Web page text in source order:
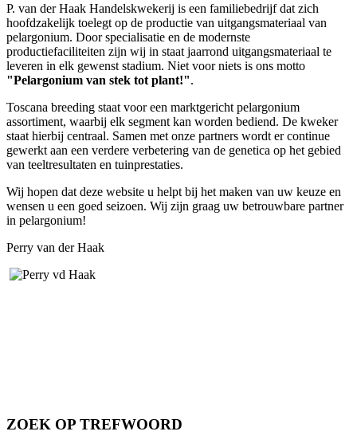
P. van der Haak Handelskwekerij is een familiebedrijf dat zich
hoofdzakelijk toelegt op de productie van uitgangsmateriaal van
pelargonium. Door specialisatie en de modernste
productiefaciliteiten zijn wij in staat jaarrond uitgangsmateriaal te
leveren in elk gewenst stadium. Niet voor niets is ons motto
"Pelargonium van stek tot plant!".
Toscana breeding staat voor een marktgericht pelargonium
assortiment, waarbij elk segment kan worden bediend. De kweker
staat hierbij centraal. Samen met onze partners wordt er continue
gewerkt aan een verdere verbetering van de genetica op het gebied
van teeltresultaten en tuinprestaties.
Wij hopen dat deze website u helpt bij het maken van uw keuze en
wensen u een goed seizoen. Wij zijn graag uw betrouwbare partner
in pelargonium!
Perry van der Haak
ZOEK OP TREFWOORD